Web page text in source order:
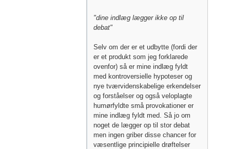
"dine indlæg lægger ikke op til
debat"
Selv om der er et udbytte (fordi der
er et produkt som jeg forklarede
ovenfor) så er mine indlæg fyldt
med kontroversielle hypoteser og
nye tværvidenskabelige erkendelser
og forståelser og også veloplagte
humørfyldte små provokationer er
mine indlæg fyldt med. Så jo om
noget de lægger op til stor debat
men ingen griber disse chancer for
væsentlige principielle drøftelser